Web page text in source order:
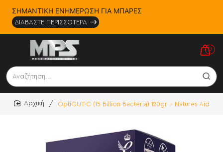
ΣΗΜΑΝΤΙΚΗ ΕΝΗΜΕΡΩΣΗ ΓΙΑ ΜΠΑΡΕΣ
ΔΙΑΒΑΣΤΕ ΠΕΡΙΣΣΟΤΕΡΑ
0
Αναζήτηση...
OptiGUT-C (15 Billion Bacteria) 120gr - Natures Aid